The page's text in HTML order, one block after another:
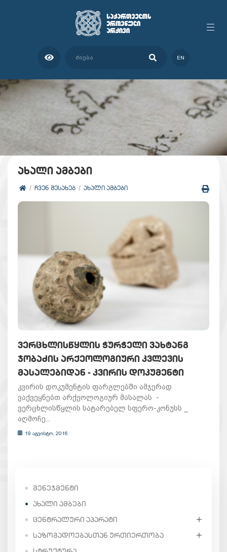
EN
ახალი ამბები
ᲩᲕᲔᲜ ᲨᲔᲡᲐᲮᲔᲑ ᲐᲮᲐᲚᲘ ᲐᲛᲑᲔᲑᲘ
ᲕᲔᲠᲪᲮᲚᲘᲡᲬᲧᲚᲘᲡ ᲭᲣᲠᲭᲔᲚᲘ ᲕᲐᲮᲢᲐᲜᲒ
ᲯᲝᲑᲐᲫᲘᲡ ᲐᲠᲥᲔᲝᲚᲝᲒᲘᲣᲠᲘ ᲙᲕᲚᲔᲕᲘᲡ
ᲛᲐᲡᲐᲚᲔᲑᲘᲓᲐᲜ - ᲙᲕᲘᲠᲘᲡ ᲓᲝᲙᲣᲛᲔᲜᲢᲘ
კვირის დოკუმენტის ფარგლებში ამჯერად
ვაქვეყნებთ არქეოლოგიურ მასალას -
ვერცხლისწყლის სატარებელ სფერო-კონუსს _
აღმოჩე...
19 აგვისტო, 2016
ᲛᲔᲜᲔᲯᲛᲔᲜᲢᲘ
ᲐᲮᲐᲚᲘ ᲐᲛᲑᲔᲑᲘ
ᲪᲔᲜᲢᲠᲐᲚᲣᲠᲘ ᲐᲞᲐᲠᲐᲢᲘ
ᲡᲐᲖᲝᲒᲐᲓᲝᲔᲑᲐᲡᲗᲐᲜ ᲣᲠᲗᲘᲔᲠᲗᲝᲑᲐ